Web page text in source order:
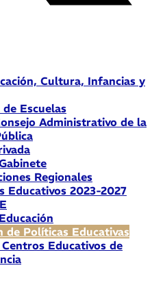
Cultura, Infancias y
Escuelas
Administrativo de la
Regionales
Educativos 2023-2027
de Políticas Educativas
Educativos de